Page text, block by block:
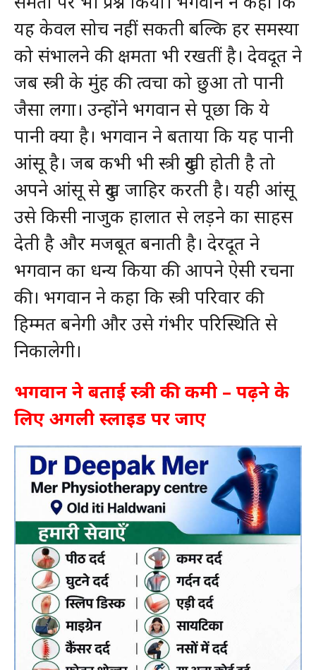
यह केवल सोच नहीं सकती बल्कि हर समस्या
को संभालने की क्षमता भी रखतीं है। देवदूत ने
जब स्त्री के मुंह की त्वचा को छुआ तो पानी
जैसा लगा। उन्होंने भगवान से पूछा कि ये
पानी क्या है। भगवान ने बताया कि यह पानी
आंसू है। जब कभी भी स्त्री दुखी होती है तो
अपने आंसू से दुख जाहिर करती है। यही आंसू
उसे किसी नाजुक हालात से लड़ने का साहस
देती है और मजबूत बनाती है। देरदूत ने
भगवान का धन्य किया की आपने ऐसी रचना
की। भगवान ने कहा कि स्त्री परिवार की
हिम्मत बनेगी और उसे गंभीर परिस्थिति से
निकालेगी।
भगवान ने बताई स्त्री की कमी – पढ़ने के
लिए अगली स्लाइड पर जाए